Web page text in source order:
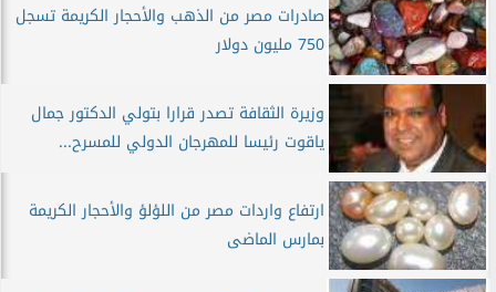
صادرات مصر من الذهب والأحجار الكريمة تسجل
750 مليون دولار
وزيرة الثقافة تصدر قرارا بتولي الدكتور جمال
ياقوت رئيسا للمهرجان الدولي للمسرح...
ارتفاع واردات مصر من اللؤلؤ والأحجار الكريمة
بمارس الماضى